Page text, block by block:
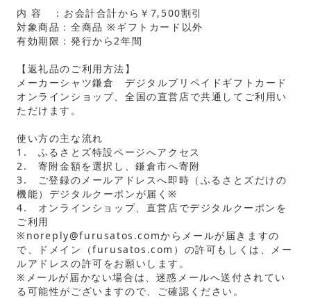
内 容 ：お会計合計から￥7,500割引
対象商品：全商品 ※ギフトカード以外
有効期限：発行から2年間
【返礼品のご利用方法】
メーカーシャツ鎌倉 デジタルプリペイドギフトカード
オンラインショップ、全国の直営店で共通してご利用い
ただけます。
使い方の主な流れ
1. ふるさとズ特設ページへアクセス
2. 寄附金額を選択し、鎌倉市へ寄附
3. ご登録のメールアドレスへ即時（ふるさとズだけの
機能）デジタルクーポンが届く※
4. オンラインショップ、直営店でデジタルクーポンを
ご利用
※noreply@furusatos.comからメールが届きますの
で、ドメイン（furusatos.com）の許可もしくは、メー
ルアドレスの許可をお願いします。
※メールが届かない場合は、迷惑メールへ送付されてい
る可能性がございますので、ご確認ください。